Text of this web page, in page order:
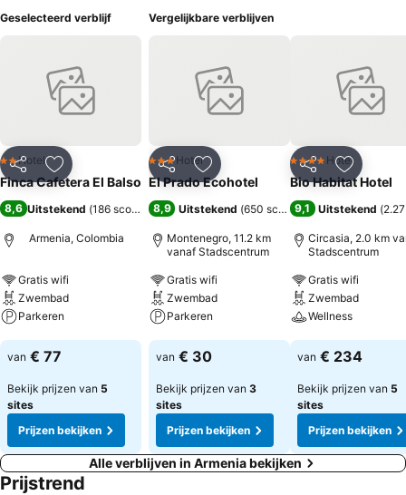
Geselecteerd verblijf
Delen Toevoegen aan favorieten
2 Sterren
Hotel
Finca Cafetera El Balso
8,6 Uitstekend (186 scores )
Armenia, Colombia
Gratis wifi
Zwembad
Parkeren
Prijzen bekijken
van € 77
Bekijk prijzen van 5
sites
Prijzen bekijken
Vergelijkbare verblijven
Delen Toevoegen aan favorieten
3 Sterren
Hotel
El Prado Ecohotel
8,9 Uitstekend (650 scores)
Montenegro, 11.2 km
vanaf Stadscentrum
Gratis wifi
Zwembad
Parkeren
Prijzen bekijken
van € 30
Bekijk prijzen van 3
sites
Prijzen bekijken
Delen
4 SterrenHotel
Bio Habitat Hotel
9,1 Uitstekend (
Circasia, 2.0 km
Stadscentrum
Gratis wifi
Zwembad
Wellness
Prijzen bekijken
van € 234
Bekijk prijzen van 5
sites
Prijzen bekijken
Alle verblijven in Armenia bekijken
Prijstrend